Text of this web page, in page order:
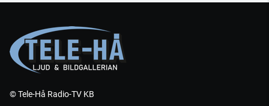
© Tele-Hå Radio-TV KB